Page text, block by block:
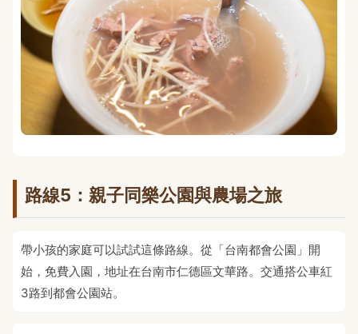
路線5：親子同樂公園與農場之旅
帶小孩的家庭可以試試這條路線。從「台南都會公園」開
始，免費入園，地址在台南市仁德區文華路。交通搭公車紅
3路到都會公園站。